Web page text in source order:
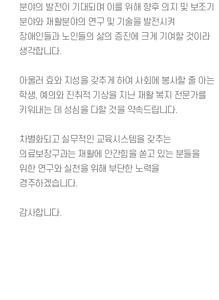
분야의 발전이 기대되며 이를 위해 향후 의지 및 보조기
분야와 재활분야의 연구 및 기술을 발전시켜
장애인들과 노인들의 삶의 증진에 크게 기여할 것이라
생각합니다.
아울러 효와 지성을 갖추게 하여 사회에 봉사할 줄 아는
학생, 예의와 진취적 기상을 지닌 재활 복지 전문가를
키워내는 데 성심을 다할 것을 약속드립니다.
차별화되고 실무적인 교육시스템을 갖추는
의료보장구과는 재활에 안간힘을 쏟고 있는 분들을
위한 연구와 실천을 위해 부단한 노력을
경주하겠습니다.
감사합니다.